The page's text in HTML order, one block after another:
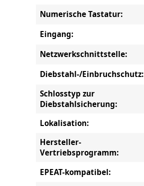
Numerische Tastatur:
Eingang:
Netzwerkschnittstelle:
Diebstahl-/Einbruchschutz:
Schlosstyp zur
Diebstahlsicherung:
Lokalisation:
Hersteller-
Vertriebsprogramm:
EPEAT-kompatibel: